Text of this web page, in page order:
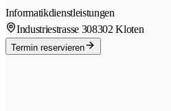
Informatikdienstleistungen
Industriestrasse 308302 Kloten
Termin reservieren